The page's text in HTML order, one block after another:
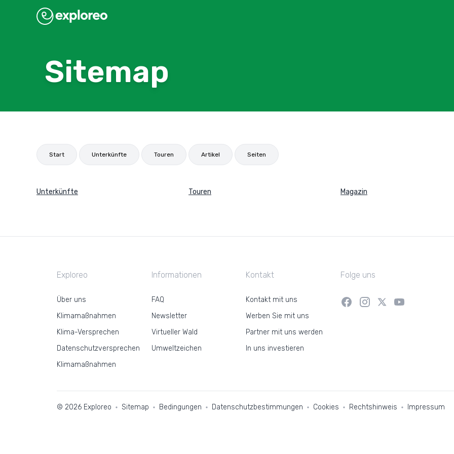
Sitemap
Start Unterkünfte Touren Artikel Seiten
Unterkünfte Touren Magazin
Exploreo
Über uns
Klimamaßnahmen
Klima-Versprechen
Datenschutzversprechen
Klimamaßnahmen
Informationen
FAQ
Newsletter
Virtueller Wald
Umweltzeichen
Kontakt
Kontakt mit uns
Werben Sie mit uns
Partner mit uns werden
In uns investieren
Folge uns
© 2026 Exploreo Sitemap Bedingungen Datenschutzbestimmungen Cookies Rechtshinweis Impressum